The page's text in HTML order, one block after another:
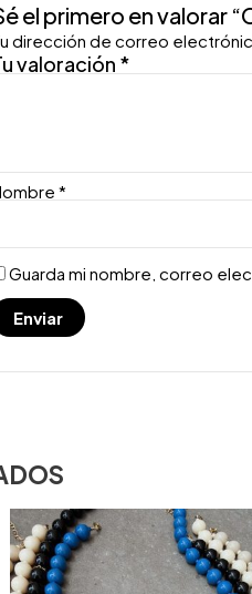
el primero en valorar
dirección de correo
valoración *
*
Guarda mi nombre, correo